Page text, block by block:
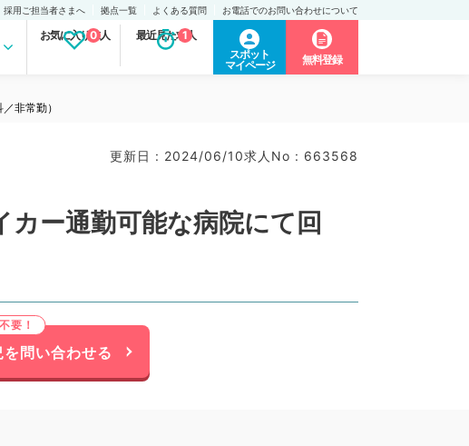
採用ご担当者さまへ 拠点一覧 よくある質問 お電話でのお問い合わせについて
お気に入り求人
0 最近見た求人
1
スポット
マイページ
無料登録
非常勤）
更新日 : 2024/06/10求人No : 663568
ー通勤可能な病院にて回
問い合わせる